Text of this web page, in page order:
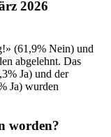
2026
(61,9% Nein) und
abgelehnt. Das
Ja) und der
Ja) wurden
worden?